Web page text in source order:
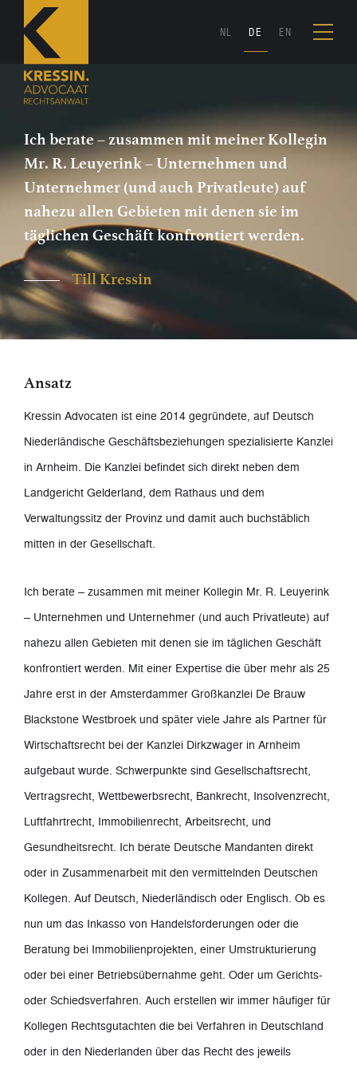
NL DE EN
Ansatz
Kressin Advocaten ist eine 2014 gegründete, auf Deutsch
Niederländische Geschäftsbeziehungen spezialisierte Kanzlei
in Arnheim. Die Kanzlei befindet sich direkt neben dem
Landgericht Gelderland, dem Rathaus und dem
Verwaltungssitz der Provinz und damit auch buchstäblich
mitten in der Gesellschaft.
Ich berate – zusammen mit meiner Kollegin Mr. R. Leuyerink
– Unternehmen und Unternehmer (und auch Privatleute) auf
nahezu allen Gebieten mit denen sie im täglichen Geschäft
konfrontiert werden. Mit einer Expertise die über mehr als 25
Jahre erst in der Amsterdammer Großkanzlei De Brauw
Blackstone Westbroek und später viele Jahre als Partner für
Wirtschaftsrecht bei der Kanzlei Dirkzwager in Arnheim
aufgebaut wurde. Schwerpunkte sind Gesellschaftsrecht,
Vertragsrecht, Wettbewerbsrecht, Bankrecht, Insolvenzrecht,
Luftfahrtrecht, Immobilienrecht, Arbeitsrecht, und
Gesundheitsrecht. Ich berate Deutsche Mandanten direkt
oder in Zusammenarbeit mit den vermittelnden Deutschen
Kollegen. Auf Deutsch, Niederländisch oder Englisch. Ob es
nun um das Inkasso von Handelsforderungen oder die
Beratung bei Immobilienprojekten, einer Umstrukturierung
oder bei einer Betriebsübernahme geht. Oder um Gerichts-
oder Schiedsverfahren. Auch erstellen wir immer häufiger für
Kollegen Rechtsgutachten die bei Verfahren in Deutschland
oder in den Niederlanden über das Recht des jeweils
Ich berate – zusammen mit meiner Kollegin
Mr. R. Leuyerink – Unternehmen und
Unternehmer (und auch Privatleute) auf
nahezu allen Gebieten mit denen sie im
täglichen Geschäft konfrontiert werden.
Till Kressin